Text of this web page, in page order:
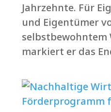
Jahrzehnte. Für
und Eigentümer
selbstbewohntem
markiert er das